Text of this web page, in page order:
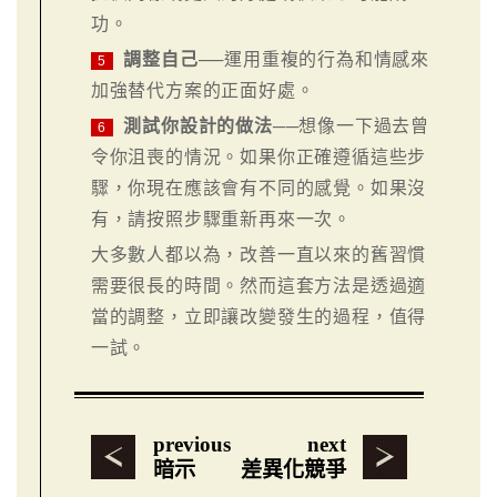
功。
5 調整自己──運用重複的行為和情感來
加強替代方案的正面好處。
6 測試你設計的做法──想像一下過去曾
令你沮喪的情況。如果你正確遵循這些步
驟，你現在應該會有不同的感覺。如果沒
有，請按照步驟重新再來一次。
大多數人都以為，改善一直以來的舊習慣
需要很長的時間。然而這套方法是透過適
當的調整，立即讓改變發生的過程，值得
一試。
previous
暗示
next
差異化競爭